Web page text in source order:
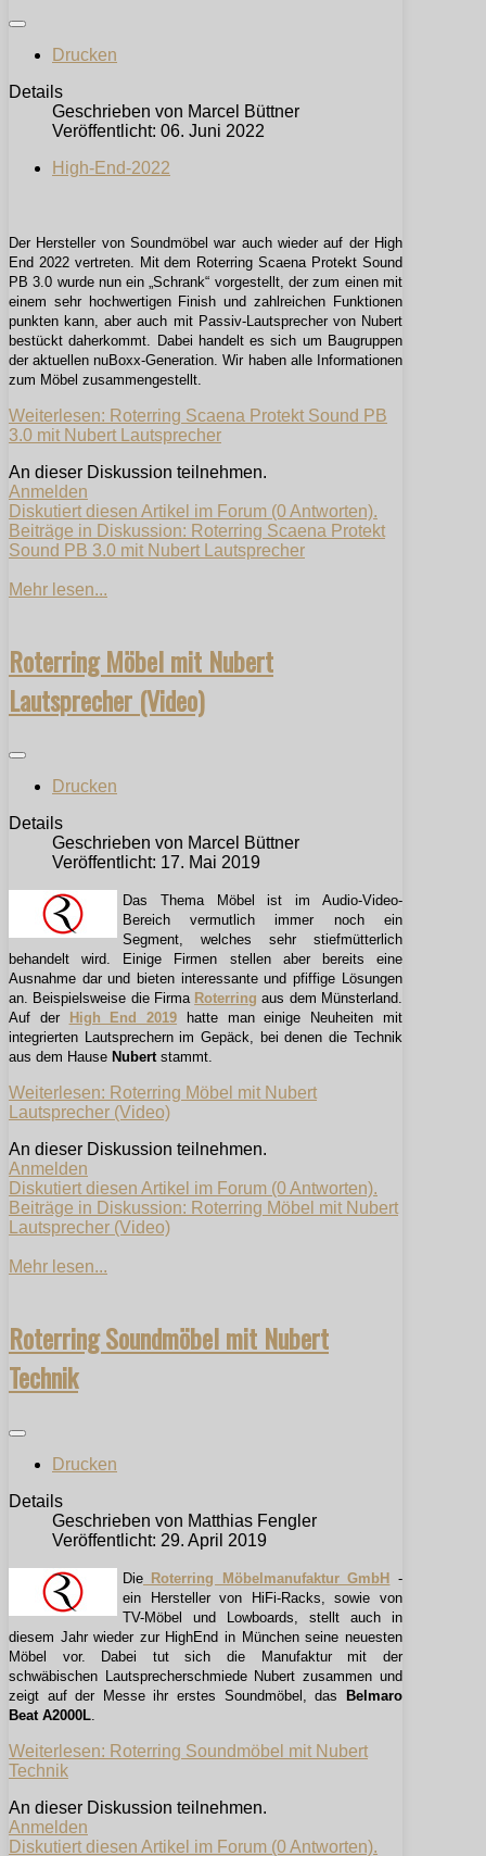
Drucken
Details
Geschrieben von Marcel Büttner
Veröffentlicht: 06. Juni 2022
High-End-2022
Der Hersteller von Soundmöbel war auch wieder auf der High
End 2022 vertreten. Mit dem Roterring Scaena Protekt Sound
PB 3.0 wurde nun ein „Schrank“ vorgestellt, der zum einen mit
einem sehr hochwertigen Finish und zahlreichen Funktionen
punkten kann, aber auch mit Passiv-Lautsprecher von Nubert
bestückt daherkommt. Dabei handelt es sich um Baugruppen
der aktuellen nuBoxx-Generation. Wir haben alle Informationen
zum Möbel zusammengestellt.
Weiterlesen: Roterring Scaena Protekt Sound PB
3.0 mit Nubert Lautsprecher
An dieser Diskussion teilnehmen.
Anmelden
Diskutiert diesen Artikel im Forum (0 Antworten).
Beiträge in Diskussion: Roterring Scaena Protekt
Sound PB 3.0 mit Nubert Lautsprecher
Mehr lesen...
Roterring Möbel mit Nubert
Lautsprecher (Video)
Drucken
Details
Geschrieben von Marcel Büttner
Veröffentlicht: 17. Mai 2019
Das Thema Möbel ist im Audio-Video-
Bereich vermutlich immer noch ein
Segment, welches sehr stiefmütterlich
behandelt wird. Einige Firmen stellen aber bereits eine
Ausnahme dar und bieten interessante und pfiffige Lösungen
an. Beispielsweise die Firma Roterring aus dem Münsterland.
Auf der
High End 2019 hatte man einige Neuheiten mit
integrierten Lautsprechern im Gepäck, bei denen die Technik
aus dem Hause Nubertstammt.
Weiterlesen: Roterring Möbel mit Nubert
Lautsprecher (Video)
An dieser Diskussion teilnehmen.
Anmelden
Diskutiert diesen Artikel im Forum (0 Antworten).
Beiträge in Diskussion: Roterring Möbel mit Nubert
Lautsprecher (Video)
Mehr lesen...
Roterring Soundmöbel mit Nubert
Technik
Drucken
Details
Geschrieben von Matthias Fengler
Veröffentlicht: 29. April 2019
Die Roterring Möbelmanufaktur GmbH
-
ein Hersteller von HiFi-Racks, sowie von
TV-Möbel und Lowboards, stellt auch in
diesem Jahr wieder zur HighEnd in München seine neuesten
Möbel vor. Dabei tut sich die Manufaktur mit der
schwäbischen Lautsprecherschmiede Nubert zusammen und
zeigt auf der Messe ihr erstes Soundmöbel, das
Belmaro
Beat A2000L.
Weiterlesen: Roterring Soundmöbel mit Nubert
Technik
An dieser Diskussion teilnehmen.
Anmelden
Diskutiert diesen Artikel im Forum (0 Antworten).